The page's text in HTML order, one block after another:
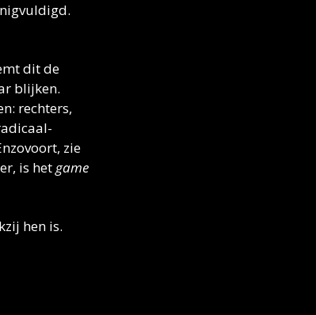
dit de
blijken.
rechters,
zie
is het game
hen is.